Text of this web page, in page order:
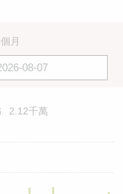
月
2.12千萬